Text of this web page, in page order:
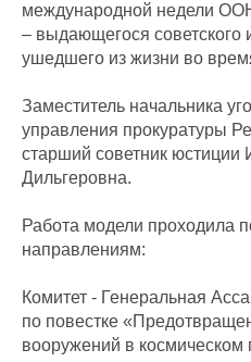
международной недели
– выдающегося советского
ушедшего из жизни во
Заместитель начальника
управления прокуратуры
старший советник юстиции
Дильгеровна.
Работа модели проходила
направлениям:
Комитет - Генеральная
по повестке
вооружений в космическом